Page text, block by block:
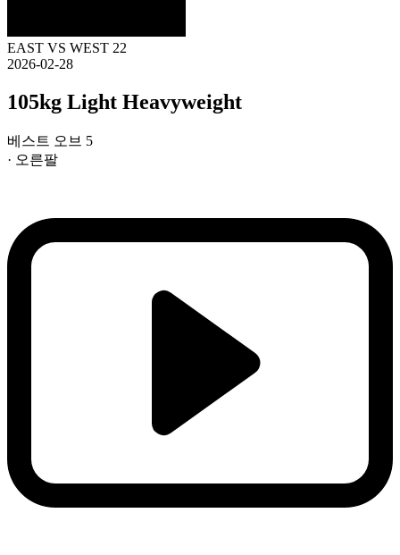
EAST VS WEST 22
2026-02-28
105kg Light Heavyweight
베스트 오브 5
· 오른팔